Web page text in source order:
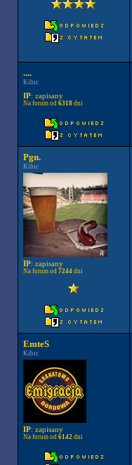
....
Kibic
IP: zapisany
Na forum od 6318dni
Pgn.
Kibic
IP: zapisany
Na forum od 7244dni
EmteS
Kibic
IP: zapisany
Na forum od 6142dni